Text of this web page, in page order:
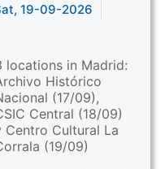
19-09-2026
locations in Madrid:
Histórico
(17/09),
Central (18/09)
Centro Cultural La
(19/09)